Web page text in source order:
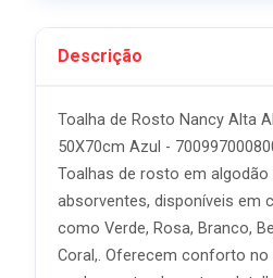
Descrição
Toalha de Rosto Nancy Alta
50X70cm Azul -
Toalhas de rosto em
absorventes, disponíveis em
como Verde, Rosa, Branco,
Coral,. Oferecem conforto